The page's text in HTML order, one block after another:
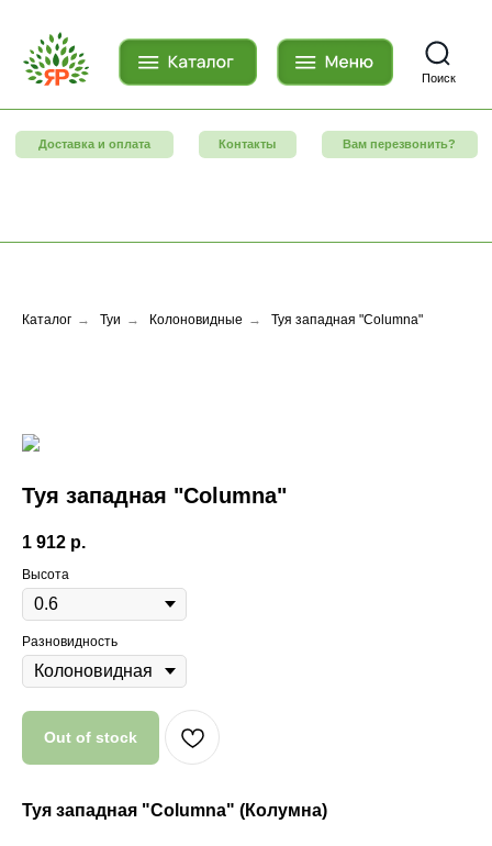
Поиск
Каталог → Туи → Колоновидные → Туя западная "Columna"
Туя западная "Columna"
1 912 р.
Высота
Разновидность
Out of stock
Туя западная "Columna" (Колумна)